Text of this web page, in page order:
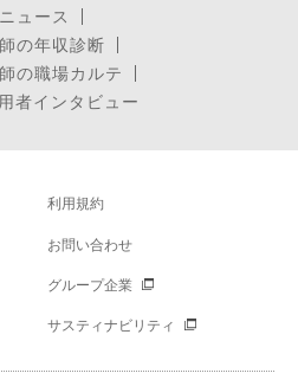
ュース
の年収診断
の職場カルテ
者インタビュー
利用規約
お問い合わせ
グループ企業
サスティナビリティ